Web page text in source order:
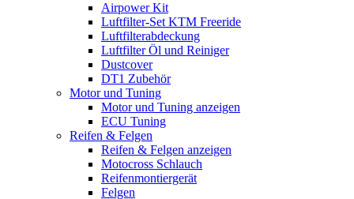
Airpower Kit
Luftfilter-Set KTM Freeride
Luftfilterabdeckung
Luftfilter Öl und Reiniger
Dustcover
DT1 Zubehör
Motor und Tuning
Motor und Tuning anzeigen
ECU Tuning
Reifen & Felgen
Reifen & Felgen anzeigen
Motocross Schlauch
Reifenmontiergerät
Felgen